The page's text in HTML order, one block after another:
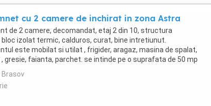
cu 2 camere de inchirat in zona Astra
de 2 camere, decomandat, etaj 2 din 10, structura
izolat termic, calduros, curat, bine intretiunut.
este mobilat si utilat , frigider, aragaz, masina de spalat,
gresie, faianta, parchet. se intinde pe o suprafata de 50 mp
aproape ...
Brasov